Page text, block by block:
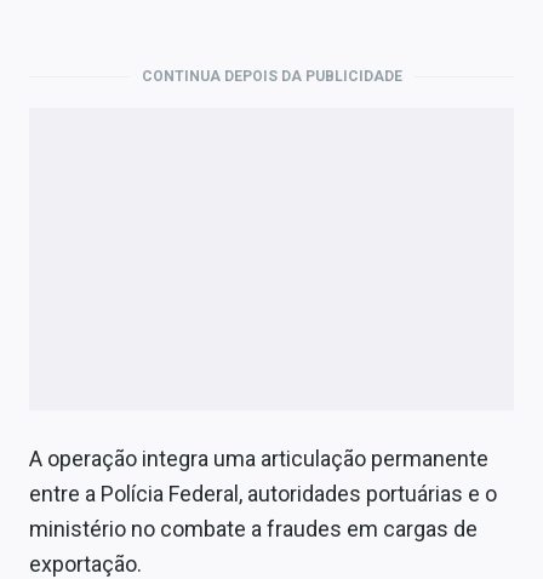
CONTINUA DEPOIS DA PUBLICIDADE
A operação integra uma articulação permanente
entre a Polícia Federal, autoridades portuárias e o
ministério no combate a fraudes em cargas de
exportação.